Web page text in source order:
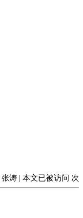
张涛 | 本文已被访问 次